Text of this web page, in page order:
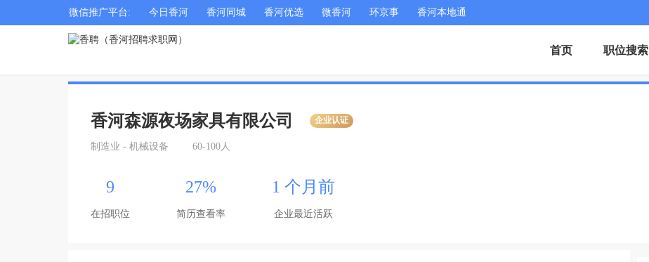
微信推广平台: 今日香河 香河同城 香河优选 微香河 环京事 香河本地通
首页 职位搜索
香河森源夜场家具有限公司 企业认证
制造业 - 机械设备 60-100人
9
在招职位
27%
简历查看率
1 个月前
企业最近活跃